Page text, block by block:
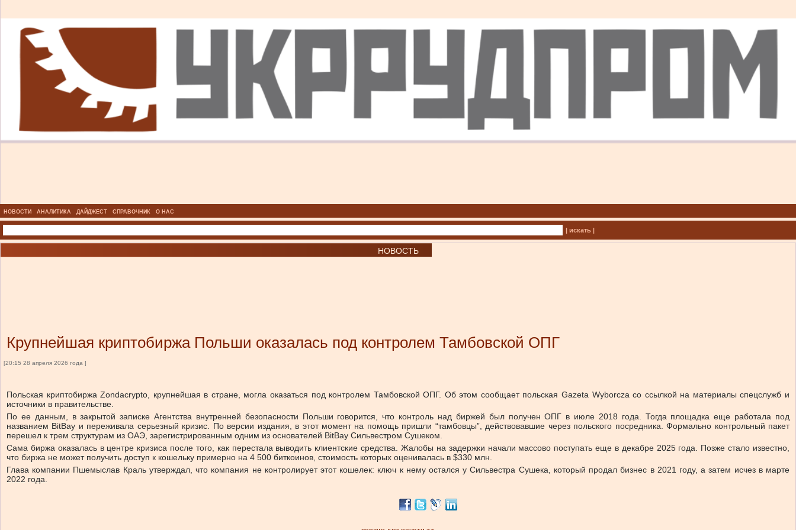
НОВОСТИ АНАЛИТИКА ДАЙДЖЕСТ СПРАВОЧНИК О НАС
| искать |
НОВОСТЬ
Крупнейшая криптобиржа Польши оказалась под контролем Тамбовской ОПГ
[20:15 28 апреля 2026 года ]
Польская криптобиржа Zondacrypto, крупнейшая в стране, могла оказаться под контролем Тамбовской ОПГ. Об этом сообщает польская Gazeta Wyborcza со ссылкой на материалы спецслужб и
источники в правительстве.
По ее данным, в закрытой записке Агентства внутренней безопасности Польши говорится, что контроль над биржей был получен ОПГ в июле 2018 года. Тогда площадка еще работала под
названием BitBay и переживала серьезный кризис. По версии издания, в этот момент на помощь пришли “тамбовцы”, действовавшие через польского посредника. Формально контрольный пакет
перешел к трем структурам из ОАЭ, зарегистрированным одним из основателей BitBay Сильвестром Сушеком.
Сама биржа оказалась в центре кризиса после того, как перестала выводить клиентские средства. Жалобы на задержки начали массово поступать еще в декабре 2025 года. Позже стало известно,
что биржа не может получить доступ к кошельку примерно на 4 500 биткоинов, стоимость которых оценивалась в $330 млн.
Глава компании Пшемыслав Краль утверждал, что компания не контролирует этот кошелек: ключ к нему остался у Сильвестра Сушека, который продал бизнес в 2021 году, а затем исчез в марте
2022 года.